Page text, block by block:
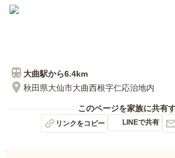
大曲駅から6.4km
秋田県大仙市大曲西根字仁応治地内
このページを家族に共有
リンクをコピー LINEで共有